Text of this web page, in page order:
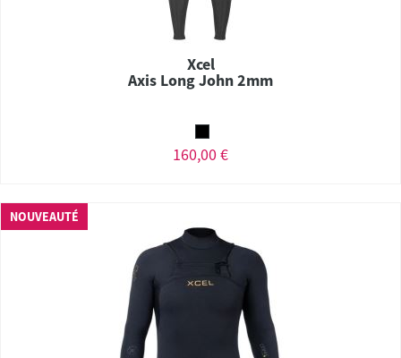
Xcel
Axis Long John 2mm
160,00 €
NOUVEAUTÉ